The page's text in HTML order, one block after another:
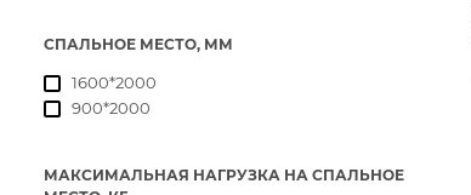
СПАЛЬНОЕ МЕСТО, ММ
1600*2000
900*2000
МАКСИМАЛЬНАЯ НАГРУЗКА НА СПАЛЬНОЕ